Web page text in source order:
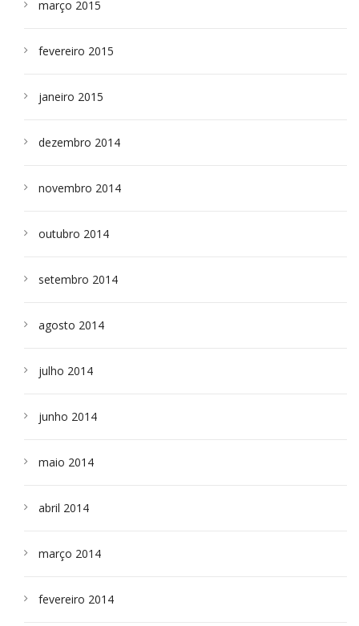
março 2015
fevereiro 2015
janeiro 2015
dezembro 2014
novembro 2014
outubro 2014
setembro 2014
agosto 2014
julho 2014
junho 2014
maio 2014
abril 2014
março 2014
fevereiro 2014